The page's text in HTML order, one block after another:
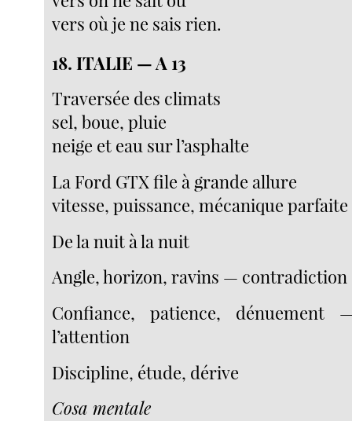
vers où je ne sais rien.
18. ITALIE — A 13
Traversée des climats
sel, boue, pluie
neige et eau sur l’asphalte
La Ford GTX file à grande allure
vitesse, puissance, mécanique parfaite
De la nuit à la nuit
Angle, horizon, ravins — contradiction
Confiance, patience, dénuement
l’attention
Discipline, étude, dérive
Cosa mentale